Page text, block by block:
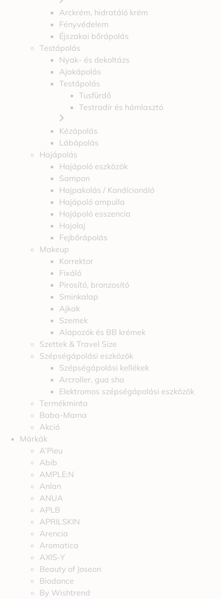
Arckrém, hidratáló krém
Fényvédelem
Éjszakai bőrápolás
Testápolás
Nyak- és dekoltázs
Ajakápolás
Testápolás
Tusfürdő
Testradír és hámlasztó
Kézápolás
Lábápolás
Hajápolás
Hajápoló eszközök
Sampon
Hajpakolás / Kondícionáló
Hajápoló ampulla
Hajápoló esszencia
Hajolaj
Fejbőrápolás
Makeup
Korrektor
Fixáló
Pirosító, bronzosító
Sminkalap
Ajkak
Szemek
Alapozók és BB krémek
Szettek & Travel Size
Szépségápolási eszközök
Szépségápolási kellékek
Arcroller, gua sha
Elektromos szépségápolási eszközök
Termékminta
Baba-Mama
Akció
Márkák
A’Pieu
Abib
AMPLE:N
Anlan
ANUA
APLB
APRILSKIN
Arencia
Aromatica
AXIS-Y
Beauty of Joseon
Biodance
By Wishtrend